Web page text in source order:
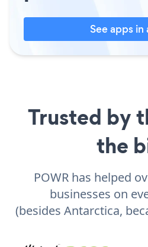
See apps in
Trusted by
the
POWR has helped
businesses on
(besides Antarctica,